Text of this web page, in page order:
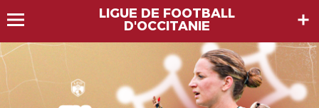
LIGUE DE FOOTBALL
D'OCCITANIE